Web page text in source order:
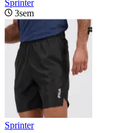
Sprinter
3sem
Sprinter